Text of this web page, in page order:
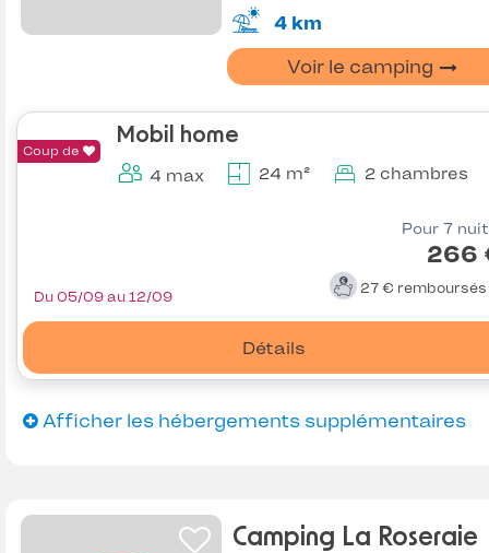
4 km
Voir le camping
Coup de
Mobil home
4 max 24 m² 2 chambres
Pour 7
266
27 € remboursés
Détails
Du 05/09 au 12/09
Afficher les hébergements supplémentaires
Camping La Roseraie